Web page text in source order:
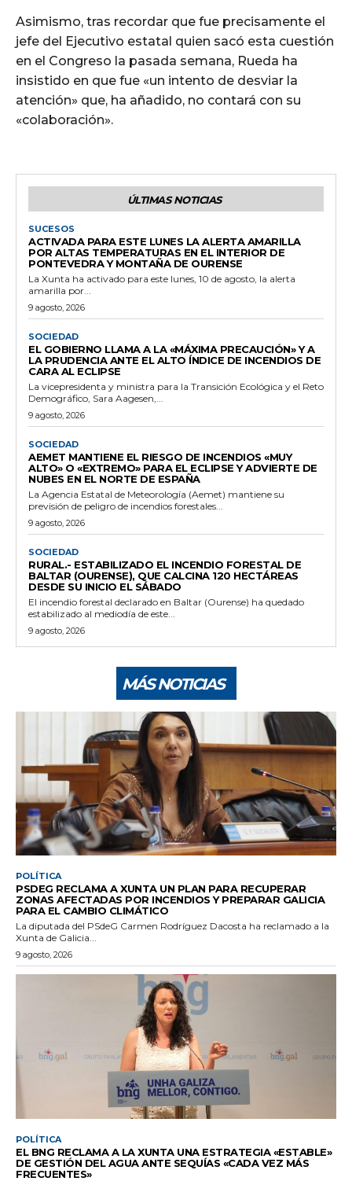
Asimismo, tras recordar que fue precisamente el
jefe del Ejecutivo estatal quien sacó esta cuestión
en el Congreso la pasada semana, Rueda ha
insistido en que fue «un intento de desviar la
atención» que, ha añadido, no contará con su
«colaboración».
ÚLTIMAS NOTICIAS
SUCESOS
ACTIVADA PARA ESTE LUNES LA ALERTA AMARILLA
POR ALTAS TEMPERATURAS EN EL INTERIOR DE
PONTEVEDRA Y MONTAÑA DE OURENSE
La Xunta ha activado para este lunes, 10 de agosto, la alerta
amarilla por...
9 agosto, 2026
SOCIEDAD
EL GOBIERNO LLAMA A LA «MÁXIMA PRECAUCIÓN» Y A
LA PRUDENCIA ANTE EL ALTO ÍNDICE DE INCENDIOS DE
CARA AL ECLIPSE
La vicepresidenta y ministra para la Transición Ecológica y el Reto
Demográfico, Sara Aagesen,...
9 agosto, 2026
SOCIEDAD
AEMET MANTIENE EL RIESGO DE INCENDIOS «MUY
ALTO» O «EXTREMO» PARA EL ECLIPSE Y ADVIERTE DE
NUBES EN EL NORTE DE ESPAÑA
La Agencia Estatal de Meteorología (Aemet) mantiene su
previsión de peligro de incendios forestales...
9 agosto, 2026
SOCIEDAD
RURAL.- ESTABILIZADO EL INCENDIO FORESTAL DE
BALTAR (OURENSE), QUE CALCINA 120 HECTÁREAS
DESDE SU INICIO EL SÁBADO
El incendio forestal declarado en Baltar (Ourense) ha quedado
estabilizado al mediodía de este...
9 agosto, 2026
MÁS NOTICIAS
POLÍTICA
PSDEG RECLAMA A XUNTA UN PLAN PARA RECUPERAR
ZONAS AFECTADAS POR INCENDIOS Y PREPARAR GALICIA
PARA EL CAMBIO CLIMÁTICO
La diputada del PSdeG Carmen Rodríguez Dacosta ha reclamado a la
Xunta de Galicia...
9 agosto, 2026
POLÍTICA
EL BNG RECLAMA A LA XUNTA UNA ESTRATEGIA «ESTABLE»
DE GESTIÓN DEL AGUA ANTE SEQUÍAS «CADA VEZ MÁS
FRECUENTES»